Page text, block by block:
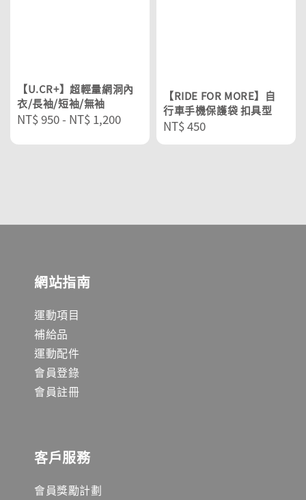
【U.CR+】超輕量網洞內
衣/長袖/短袖/無袖
Regular
NT$ 950- NT$ 1,200
【RIDE FOR MORE】自
行車手機保護袋 扣具型
Regular
price
NT$ 450
網站指南
運動項目
補給品
運動配件
會員登錄
會員註冊
客戶服務
會員獎勵計劃